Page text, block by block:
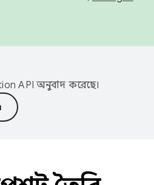
API অনুবাদ করেছে।